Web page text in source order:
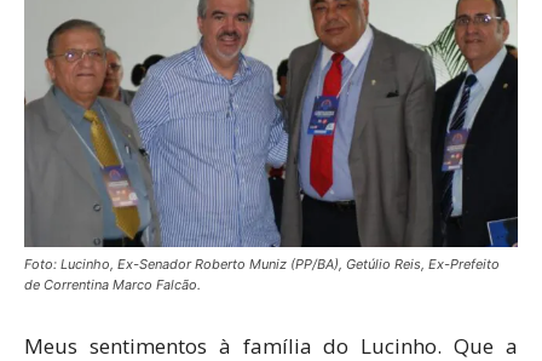
Foto: Lucinho, Ex-Senador Roberto Muniz (PP/BA), Getúlio Reis, Ex-Prefeito
de Correntina Marco Falcão.
Meus sentimentos à família do Lucinho. Que a